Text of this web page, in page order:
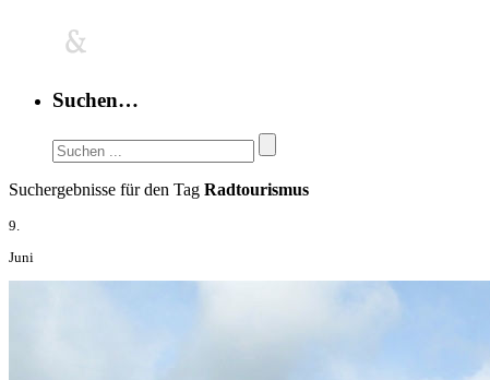
Suchen…
Suchergebnisse für den Tag Radtourismus
9.
Juni